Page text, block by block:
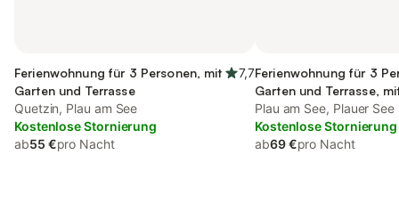
Ferienwohnung für 3 Personen, mit
Garten und Terrasse
7,7
Quetzin, Plau am See
Kostenlose Stornierung
ab55 €pro Nacht
Ferienwohnung für 3
Garten und Terrasse,
Plau am See, Plauer See
Kostenlose Stornierung
ab69 €pro Nacht